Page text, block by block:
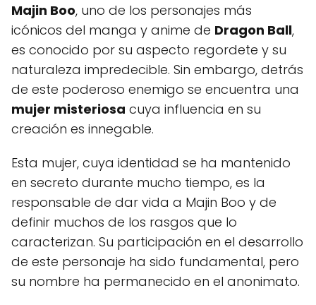
Majin Boo, uno de los personajes más
icónicos del manga y anime de Dragon Ball,
es conocido por su aspecto regordete y su
naturaleza impredecible. Sin embargo, detrás
de este poderoso enemigo se encuentra una
mujer misteriosa cuya influencia en su
creación es innegable.
Esta mujer, cuya identidad se ha mantenido
en secreto durante mucho tiempo, es la
responsable de dar vida a Majin Boo y de
definir muchos de los rasgos que lo
caracterizan. Su participación en el desarrollo
de este personaje ha sido fundamental, pero
su nombre ha permanecido en el anonimato.